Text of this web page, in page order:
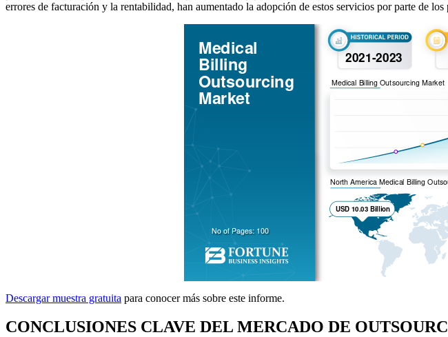
errores de facturación y la rentabilidad, han aumentado la adopción de estos servicios por parte de los
Descargar muestra gratuita para conocer más sobre este informe.
CONCLUSIONES CLAVE DEL MERCADO DE